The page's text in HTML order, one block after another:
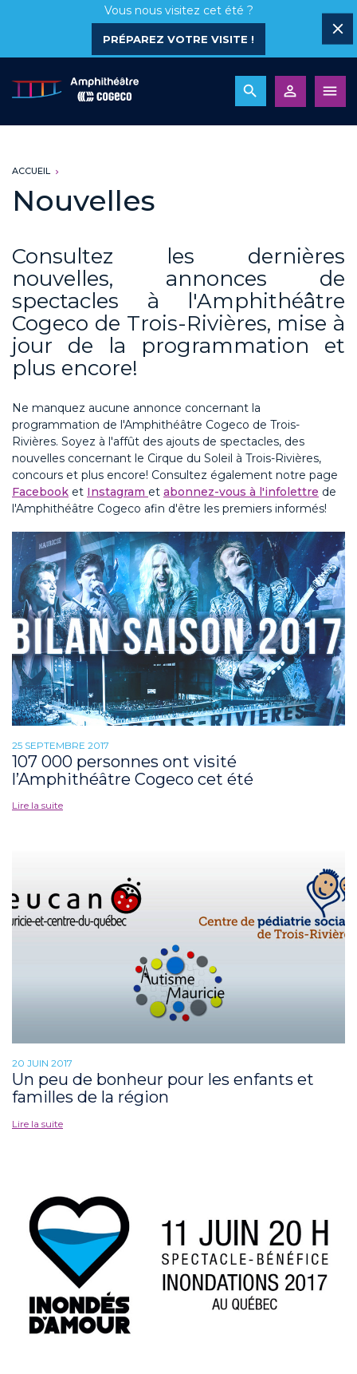
Vous nous visitez cet été ?
PRÉPAREZ VOTRE VISITE !
ACCUEIL
Nouvelles
Consultez les dernières
nouvelles, annonces de
spectacles à l'Amphithéâtre
Cogeco de Trois-Rivières, mise à
jour de la programmation et
plus encore!
Ne manquez aucune annonce concernant la
programmation de l'Amphithéâtre Cogeco de Trois-
Rivières. Soyez à l'affût des ajouts de spectacles, des
nouvelles concernant le Cirque du Soleil à Trois-Rivières,
concours et plus encore! Consultez également notre page
Facebook et Instagram et abonnez-vous à l'infolettre de
l'Amphithéâtre Cogeco afin d'être les premiers informés!
25 SEPTEMBRE 2017
107 000 personnes ont visité
l’Amphithéâtre Cogeco cet été
Lire la suite
20 JUIN 2017
Un peu de bonheur pour les enfants et
familles de la région
Lire la suite